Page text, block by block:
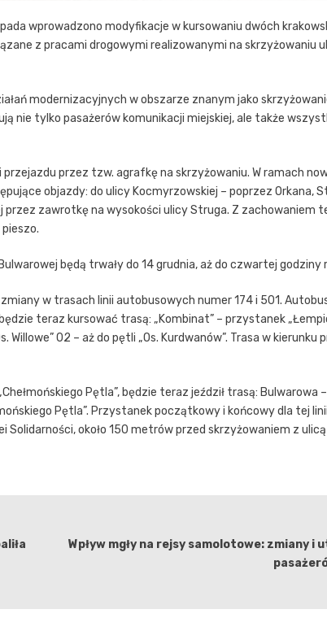
wprowadzono modyfikacje w kursowaniu dwóch
z pracami drogowymi realizowanymi na skrzyżowaniu
modernizacyjnych w obszarze znanym jako
nie tylko pasażerów komunikacji miejskiej, ale także
przez tzw. agrafkę na skrzyżowaniu. W ramach
objazdy: do ulicy Kocmyrzowskiej – poprzez Orkana,
przez zawrotkę na wysokości ulicy Struga. Z zachowaniem
będą trwały do 14 grudnia, aż do czwartej godziny
w trasach linii autobusowych numer 174 i 501.
teraz kursować trasą: „Kombinat” – przystanek
Willowe” 02 – aż do pętli „Os. Kurdwanów”. Trasa w kierunku
Pętla”, będzie teraz jeździł trasą: Bulwarowa
Pętla”. Przystanek początkowy i końcowy dla tej
Solidarności, około 150 metrów przed skrzyżowaniem z ulicą
Wpływ mgły na rejsy samolotowe: zmiany i